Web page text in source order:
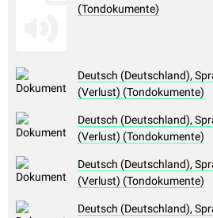
(Tondokumente)
Deutsch (Deutschland),
(Verlust) (Tondokumente)
Deutsch (Deutschland),
(Verlust) (Tondokumente)
Deutsch (Deutschland),
(Verlust) (Tondokumente)
Deutsch (Deutschland),